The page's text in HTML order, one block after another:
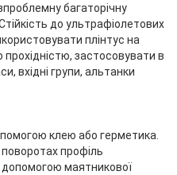
багаторічну
до ультрафіолетових
плінтус на
застосовувати в
вхідні групи, альтанки
клею або герметика.
поворотах профіль
допомогою маятникової